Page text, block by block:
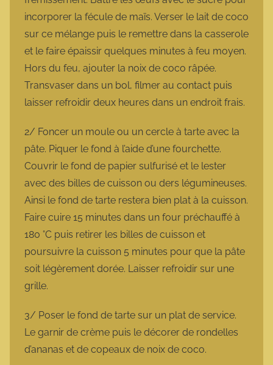
incorporer la fécule de maïs. Verser le lait de coco
sur ce mélange puis le remettre dans la casserole
et le faire épaissir quelques minutes à feu moyen.
Hors du feu, ajouter la noix de coco râpée.
Transvaser dans un bol, filmer au contact puis
laisser refroidir deux heures dans un endroit frais.
2/ Foncer un moule ou un cercle à tarte avec la
pâte. Piquer le fond à l’aide d’une fourchette.
Couvrir le fond de papier sulfurisé et le lester
avec des billes de cuisson ou ders légumineuses.
Ainsi le fond de tarte restera bien plat à la cuisson.
Faire cuire 15 minutes dans un four préchauffé à
180 °C puis retirer les billes de cuisson et
poursuivre la cuisson 5 minutes pour que la pâte
soit légèrement dorée. Laisser refroidir sur une
grille.
3/ Poser le fond de tarte sur un plat de service.
Le garnir de crème puis le décorer de rondelles
d’ananas et de copeaux de noix de coco.